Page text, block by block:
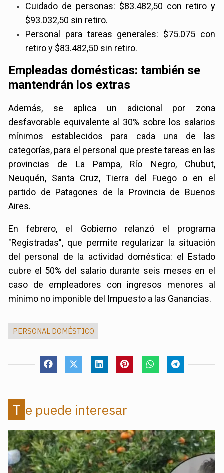
Cuidado de personas: $83.482,50 con retiro y
$93.032,50 sin retiro.
Personal para tareas generales: $75.075 con
retiro y $83.482,50 sin retiro.
Empleadas domésticas: también se
mantendrán los extras
Además, se aplica un adicional por zona
desfavorable equivalente al 30% sobre los salarios
mínimos establecidos para cada una de las
categorías, para el personal que preste tareas en las
provincias de La Pampa, Río Negro, Chubut,
Neuquén, Santa Cruz, Tierra del Fuego o en el
partido de Patagones de la Provincia de Buenos
Aires.
En febrero, el Gobierno relanzó el programa
"Registradas", que permite regularizar la situación
del personal de la actividad doméstica: el Estado
cubre el 50% del salario durante seis meses en el
caso de empleadores con ingresos menores al
mínimo no imponible del Impuesto a las Ganancias.
PERSONAL DOMÉSTICO
Te puede interesar